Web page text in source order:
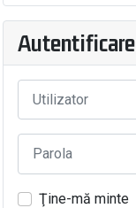
Autentificare
Ţine-mă minte